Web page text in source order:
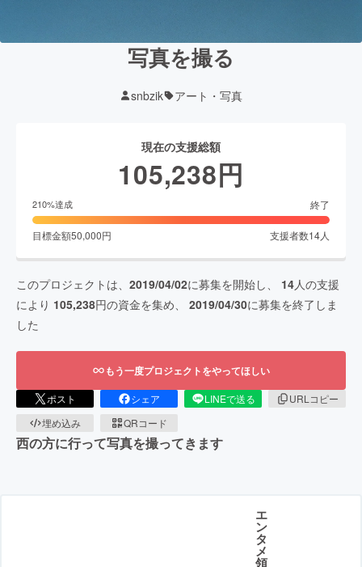
写真を撮る
snbzik アート・写真
現在の支援総額
105,238円
210%達成 終了
目標金額50,000円 支援者数14人
このプロジェクトは、 2019/04/02に募集を開始し、 14人の支援
により 105,238円の資金を集め、 2019/04/30に募集を終了しま
した
もう一度プロジェクトをやってほしい
ポスト シェア LINEで送る
URLコピー
埋め込み
QRコード
西の方に行って写真を撮ってきます
エ
ン
タ
メ
領